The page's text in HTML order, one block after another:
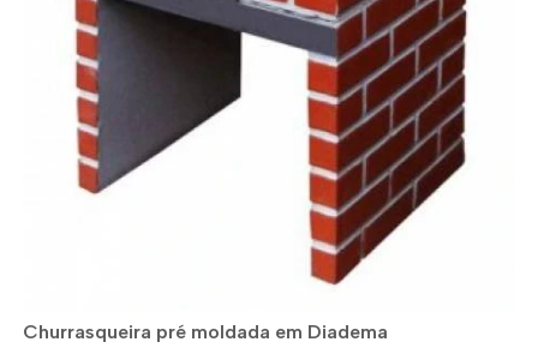
Churrasqueira pré moldada em Diadema